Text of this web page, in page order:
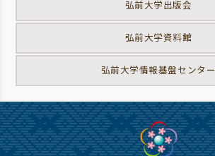
弘前大学出版会
弘前大学資料館
弘前大学情報基盤センター